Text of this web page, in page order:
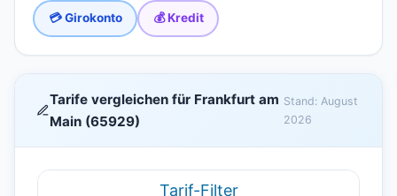
💳 Girokonto 💰 Kredit
Tarife vergleichen für Frankfurt am
Main (65929)
Stand: August
2026